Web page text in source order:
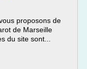
proposons de
de Marseille
du site sont...